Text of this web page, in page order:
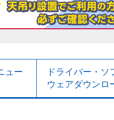
ュー
ドライバー・ソ
ウェアダウンロ